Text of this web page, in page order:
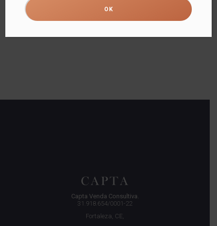
Capta Venda Consultiva.
31.918.654/0001-22
Fortaleza, CE,